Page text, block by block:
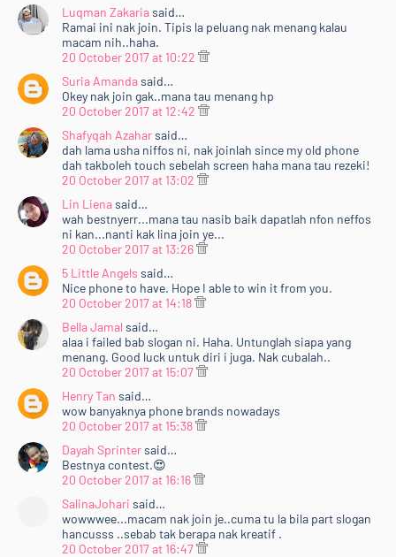
Luqman Zakariasaid…
Ramai ini nak join. Tipis la peluang nak menang kalau
macam nih..haha.
20 October 2017 at 10:22
Suria Amandasaid…
Okey nak join gak..mana tau menang hp
20 October 2017 at 12:42
Shafyqah Azaharsaid…
dah lama usha niffos ni, nak joinlah since my old phone
dah takboleh touch sebelah screen haha mana tau rezeki!
20 October 2017 at 13:02
Lin Lienasaid…
wah bestnyerr...mana tau nasib baik dapatlah nfon neffos
ni kan...nanti kak lina join ye...
20 October 2017 at 13:26
5 Little Angels said…
Nice phone to have. Hope I able to win it from you.
20 October 2017 at 14:18
Bella Jamal said…
alaa i failed bab slogan ni. Haha. Untunglah siapa yang
menang. Good luck untuk diri i juga. Nak cubalah..
20 October 2017 at 15:07
Henry Tan said…
wow banyaknya phone brands nowadays
20 October 2017 at 15:38
Dayah Sprintersaid…
Bestnya contest.😍
20 October 2017 at 16:16
SalinaJohari said…
wowwwee...macam nak join je..cuma tu la bila part slogan
hancusss ..sebab tak berapa nak kreatif .
20 October 2017 at 16:47